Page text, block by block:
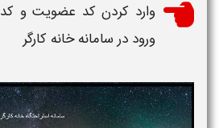
وارد کردن کد عضویت و
ورود درسامانه خانه کارگر